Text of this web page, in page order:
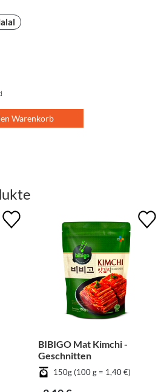
Warenkorb
BIBIGO Mat Kimchi -
Geschnitten
150g (100 g = 1,40 €)